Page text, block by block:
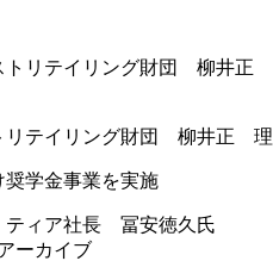
リテイリング財団 柳井正
学金事業を実施
ーカイブ